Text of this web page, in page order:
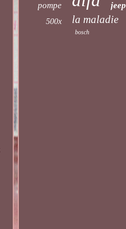
pompe jeep
500x la maladie
bosch